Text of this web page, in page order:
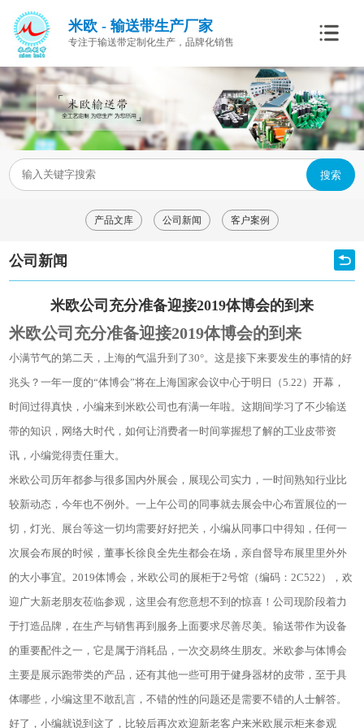
米欧 - 输送带生产厂家
专注于输送带定制化生产，品牌化销售
搜索
产品文库 公司新闻 客户案例
公司新闻
米欧公司充分准备迎接2019体博会的到来
米欧公司充分准备迎接2019体博会的到来
小满节气的第二天，上海的气温升到了30°。这是接下来要发生的事情的好
兆头？一年一度的“体博会”将在上海国家会议中心于明日（5.22）开幕，
时间过得真快，小编来到米欧公司也有满一年啦。这期间学习了不少输送
带的知识，网络大时代，如何让消费者一时间掌握想了解的工业皮带资
讯，小编觉得责任重大。
米欧公司历年都参与很多国内外展会，展现公司实力，一时间熟知行业比
较新动态，今年也不例外。一上午公司的同事就去展会中心布置展位的一
切，灯光、展台等这一切均需要好好把关，小编从同事口中得知，任何一
次展会布展的时候，董事长徐良全先生都会在场，亲自督导布展里里外外
的大小事宜。2019体博会，米欧公司的展柜于2号馆（编码：2C522），欢
迎广大新老朋友莅临参观，这里会有您意想不到的惊喜！公司现阶段着力
于打造品牌，在生产与销售再到服务上面要求尽善尽美。输送带作为设备
的重要配件之一，它是属于消耗品，一次交易终生朋友。米欧参与体博会
主要是展示跑带类的产品，还有其他一些可用于健身器材的皮带，至于具
体哪些，小编这里不敢乱言，不错的性的问题还是需要不错的人士解答。
好了，小编就说到这了，比较后再次欢迎新老客户来米欧展示柜来参观